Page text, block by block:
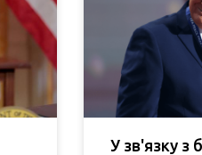
У зв'язку з